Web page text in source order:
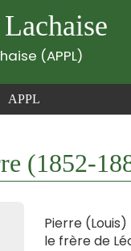
(APPL)
APPL
(1852-
Pierre
le frère de